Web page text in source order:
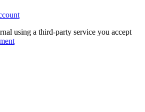
using a third-party service you accept